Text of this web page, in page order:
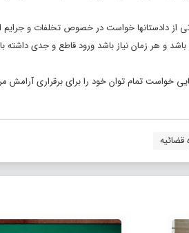
از دادستانها خواست در خصوص تخلفات و
و هر زمان نیاز باشد ورود قاطع و جدی داشته
خواست تمام توان خود را برای برقراری آرامش
قضائیه